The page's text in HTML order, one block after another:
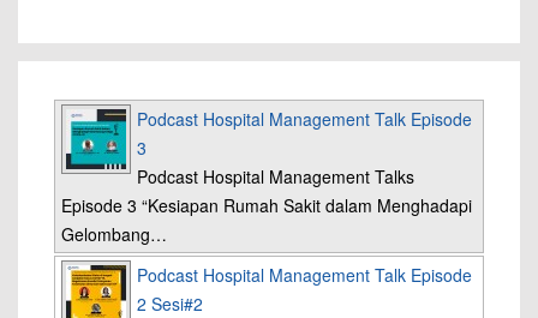
Podcast Hospital Management Talk Episode
3
Podcast Hospital Management Talks
Episode 3 “Kesiapan Rumah Sakit dalam Menghadapi
Gelombang…
Podcast Hospital Management Talk Episode
2 Sesi#2